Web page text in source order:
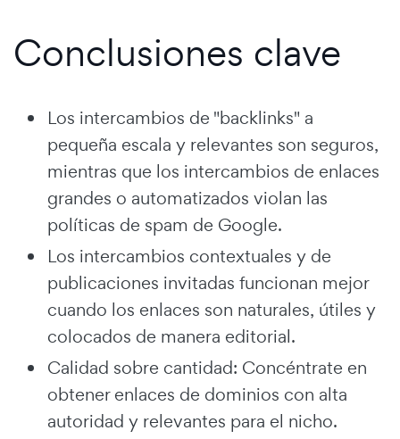
Conclusiones clave
Los intercambios de "backlinks" a
pequeña escala y relevantes son seguros,
mientras que los intercambios de enlaces
grandes o automatizados violan las
políticas de spam de Google.
Los intercambios contextuales y de
publicaciones invitadas funcionan mejor
cuando los enlaces son naturales, útiles y
colocados de manera editorial.
Calidad sobre cantidad: Concéntrate en
obtener enlaces de dominios con alta
autoridad y relevantes para el nicho.